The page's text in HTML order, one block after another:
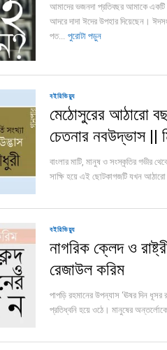
আমাদের ভজনদা প্রতিবছর আমাকে
আদরে দাদা ঈদের উপহার দিয়েছেন।
পত... পুরোটা পড়ুন
বইরিভিয়্যু
মেঠোসুরের আঠারো
চেতনার নবউদ্ভাস ||
বাংলার মাটি, মানুষ ও সংস্কৃতির গভীর
সাক্ষি হয়ে এই ছোটকাগজটি যখন আঠারো
বইরিভিয়্যু
নাগরিক ক্লেদ ও
রেজাউল করিম
পাপড়ি রহমানের উপন্যাস ‘ঊষর দিন ধূসর
প্রতিধ্বনি হয়ে ওঠে। মানুষের